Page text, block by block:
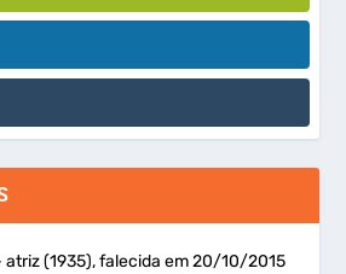
atriz (1935), falecida em 20/10/2015